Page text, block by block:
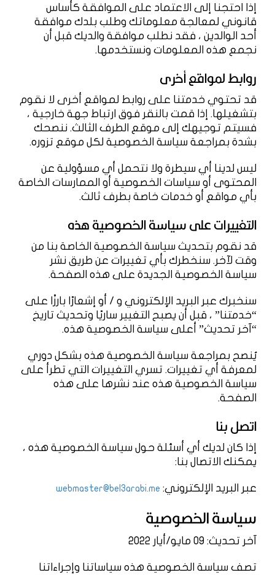
إذا احتجنا إلى الاعتماد على الموافقة كأساس
قانوني لمعالجة معلوماتك وطلب بلدك موافقة
أحد الوالدين ، فقد نطلب موافقة والديك قبل أن
نجمع هذه المعلومات ونستخدمها.
روابط لمواقع أخرى
قد تحتوي خدمتنا على روابط لمواقع أخرى لا نقوم
بتشغيلها. إذا قمت بالنقر فوق ارتباط جهة خارجية ،
فسيتم توجيهك إلى موقع الطرف الثالث. ننصحك
بشدة بمراجعة سياسة الخصوصية لكل موقع تزوره.
ليس لدينا أي سيطرة ولا نتحمل أي مسؤولية عن
المحتوى أو سياسات الخصوصية أو الممارسات الخاصة
بأي مواقع أو خدمات خاصة بطرف ثالث.
التغييرات على سياسة الخصوصية هذه
قد نقوم بتحديث سياسة الخصوصية الخاصة بنا من
وقت لآخر. سنخطرك بأي تغييرات عن طريق نشر
سياسة الخصوصية الجديدة على هذه الصفحة.
سنخبرك عبر البريد الإلكتروني و / أو إشعارًا بارزًا على
“خدمتنا” ، قبل أن يصبح التغيير ساريًا وتحديث تاريخ
“آخر تحديث” أعلى سياسة الخصوصية هذه.
يُنصح بمراجعة سياسة الخصوصية هذه بشكل دوري
لمعرفة أي تغييرات. تسري التغييرات التي تطرأ على
سياسة الخصوصية هذه عند نشرها على هذه
الصفحة.
اتصل بنا
إذا كان لديك أي أسئلة حول سياسة الخصوصية هذه ،
يمكنك الاتصال بنا:
عبر البريد الإلكتروني: webmaster@bel3arabi.me
سياسة الخصوصية
آخر تحديث: 09 مايو/أيار 2022
تصف سياسة الخصوصية هذه سياساتنا وإجراءاتنا